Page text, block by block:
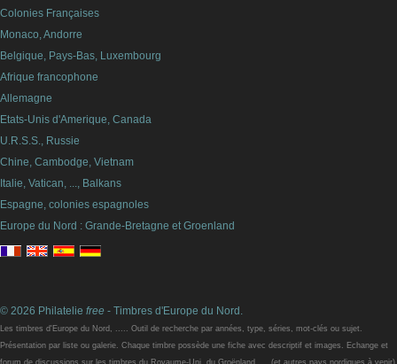
Colonies Françaises
Monaco, Andorre
Belgique, Pays-Bas, Luxembourg
Afrique francophone
Allemagne
Etats-Unis d'Amerique, Canada
U.R.S.S., Russie
Chine, Cambodge, Vietnam
Italie, Vatican, ..., Balkans
Espagne, colonies espagnoles
Europe du Nord : Grande-Bretagne et Groenland
© 2026 Philatelie free - Timbres d'Europe du Nord.
Les timbres d'Europe du Nord, ..... Outil de recherche par années, type, séries, mot-clés ou sujet.
Présentation par liste ou galerie. Chaque timbre possède une fiche avec descriptif et images. Echange et
forum de discussions sur les timbres du Royaume-Uni, du Groënland, ... (et autres pays nordiques à venir)